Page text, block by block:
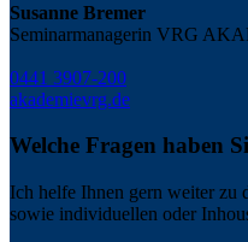
Susanne Bremer
Seminarmanagerin VRG
0441 3907-200
akademievrg.de
Welche Fragen haben
Ich helfe Ihnen gern weiter zu
sowie individuellen oder